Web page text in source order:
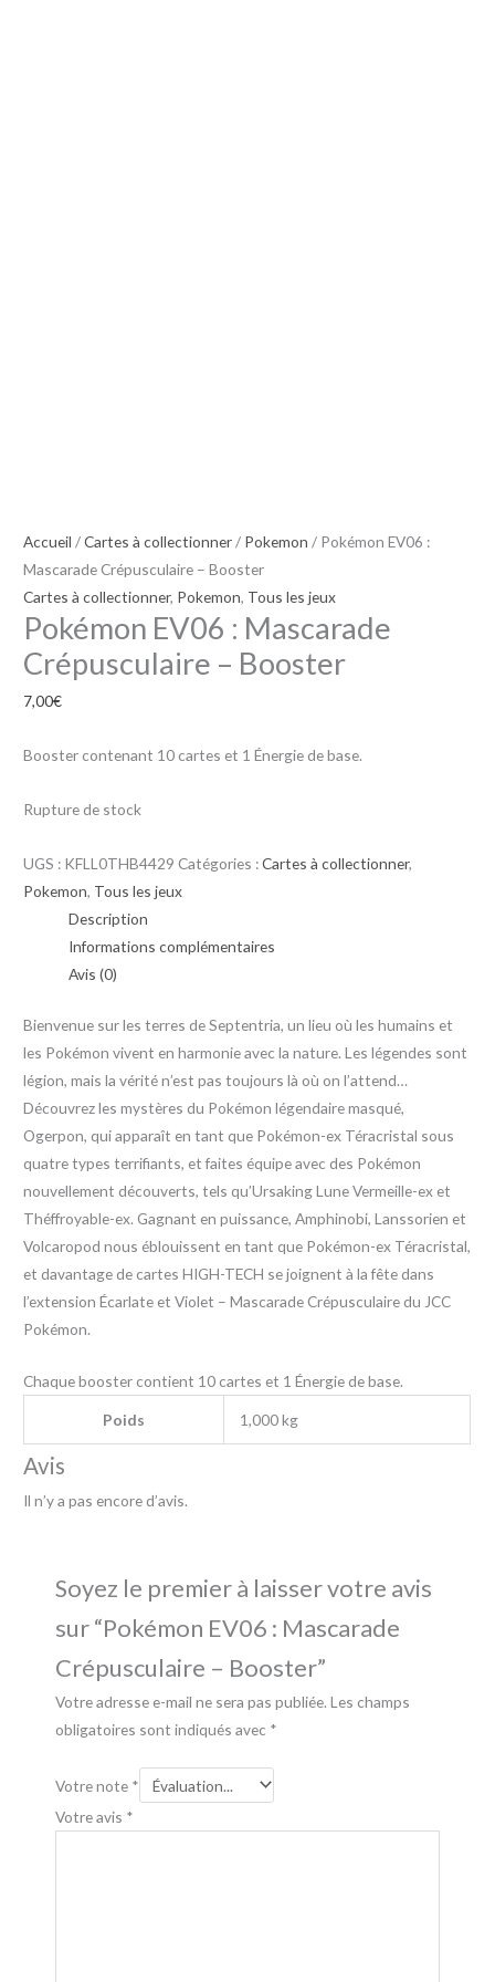
Accueil /Cartes à collectionner/ Pokemon / Pokémon EV06 :
Mascarade Crépusculaire – Booster
Cartes à collectionner, Pokemon, Tous les jeux
Pokémon EV06 : Mascarade
Crépusculaire – Booster
7,00€
Booster contenant 10 cartes et 1 Énergie de base.
Rupture de stock
UGS : KFLL0THB4429 Catégories :Cartes à collectionner,
Pokemon, Tous les jeux
Description
Informations complémentaires
Avis (0)
Bienvenue sur les terres de Septentria, un lieu où les humains et
les Pokémon vivent en harmonie avec la nature. Les légendes sont
légion, mais la vérité n’est pas toujours là où on l’attend…
Découvrez les mystères du Pokémon légendaire masqué,
Ogerpon, qui apparaît en tant que Pokémon-ex Téracristal sous
quatre types terrifiants, et faites équipe avec des Pokémon
nouvellement découverts, tels qu’Ursaking Lune Vermeille-ex et
Théffroyable-ex. Gagnant en puissance, Amphinobi, Lanssorien et
Volcaropod nous éblouissent en tant que Pokémon-ex Téracristal,
et davantage de cartes HIGH-TECH se joignent à la fête dans
l’extension Écarlate et Violet – Mascarade Crépusculaire du JCC
Pokémon.
Chaque booster contient 10 cartes et 1 Énergie de base.
Poids 1,000 kg
Avis
Il n’y a pas encore d’avis.
Soyez le premier à laisser votre avis
sur “Pokémon EV06 : Mascarade
Crépusculaire – Booster”
Votre adresse e-mail ne sera pas publiée. Les champs
obligatoires sont indiqués avec *
Votre note *
Votre avis *